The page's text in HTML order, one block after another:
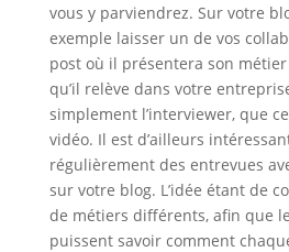
vous y parviendrez. Sur votre
exemple laisser un de vos
post où il présentera son
qu’il relève dans votre
simplement l’interviewer, que
vidéo. Il est d’ailleurs
régulièrement des entrevues
sur votre blog. L’idée étant de
de métiers différents, afin que
puissent savoir comment